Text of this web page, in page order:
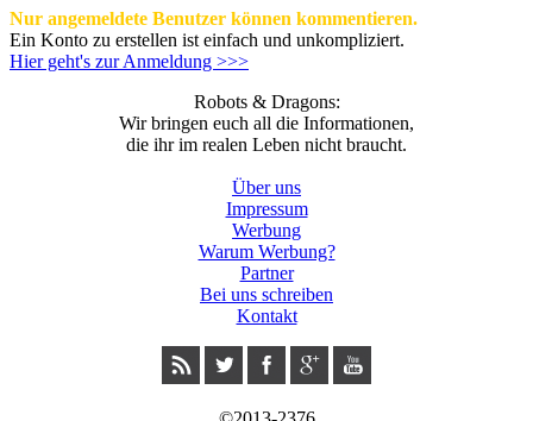
Nur angemeldete Benutzer können kommentieren.
Ein Konto zu erstellen ist einfach und unkompliziert.
Hier geht's zur Anmeldung >>>
Robots & Dragons:
Wir bringen euch all die Informationen,
die ihr im realen Leben nicht braucht.
Über uns
Impressum
Werbung
Warum Werbung?
Partner
Bei uns schreiben
Kontakt